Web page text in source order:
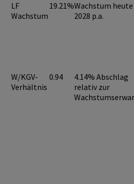
LF
Wachstum
19.21%Wachstum heute
2028 p.a.
W/KGV-
Verhältnis
0.94
4.14% Abschlag
relativ zur